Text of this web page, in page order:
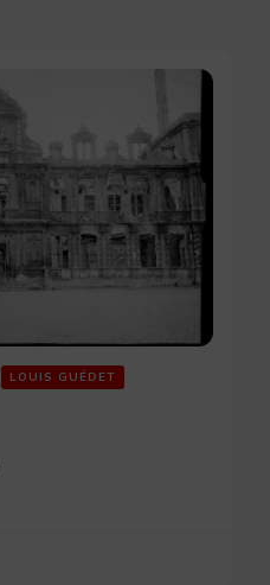
LOUIS GUÉDET